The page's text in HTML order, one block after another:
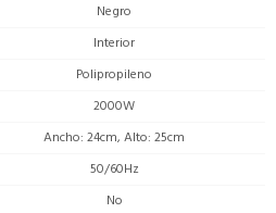
Negro
Interior
Polipropileno
2000W
Ancho: 24cm, Alto: 25cm
50/60Hz
No